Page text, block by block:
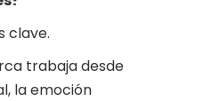
clave.
trabaja desde
la emoción